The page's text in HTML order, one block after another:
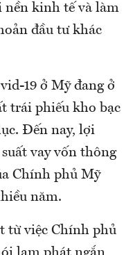
nền kinh tế và làm
đầu tư khác
19 ở Mỹ đang ở
trái phiếu kho bạc
Đến nay, lợi
vay vốn thông
Chính phủ Mỹ
năm.
từ việc Chính phủ